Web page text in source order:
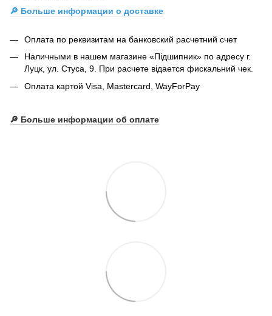
🔎 Больше информации о доставке
Оплата по реквизитам на банковский расчетний счет
Наличными в нашем магазине «Підшипник» по адресу г.
Луцк, ул. Стуса, 9. При расчете відается фискальний чек.
Оплата картой Visa, Mastercard, WayForPay
🔎 Больше информации об оплате